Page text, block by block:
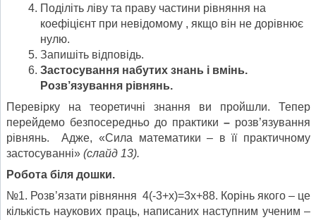
Поділіть ліву та праву частини рівняння на
коефіцієнт при невідомому , якщо він не дорівнює
нулю.
Запишіть відповідь.
Застосування набутих знань і вмінь.
Розв’язування рівнянь.
Перевірку на теоретичні знання ви пройшли. Тепер
перейдемо безпосередньо до практики – розв’язування
рівнянь. Адже, «Сила математики – в її практичному
застосуванні» (слайд 13).
Робота біля дошки.
№1. Розв’язати рівняння 4(-3+х)=3х+88. Корінь якого – це
кількість наукових праць, написаних наступним ученим –